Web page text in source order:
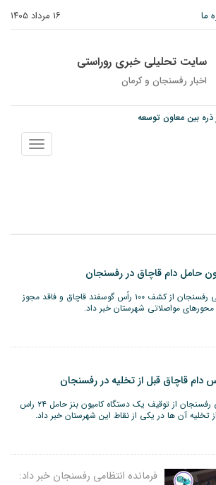
۱۶ مرداد ۱۴۰۵ ما
سایت تحلیلی خبری روراستی
اخبار رفسنجان و كرمان
نمایش
منو
حامل دام قاچاق در رفسنجان
فرمانده انتظامی رفسنجان از کشف ۱۰۰ راًس گوسفند قاچاق و فاقد مجوز
مواصلاتی شهرستان خبر داد.
فرمانده انتظامی رفسنجان از توقیف یک دستگاه کامیون بنز حامل ۲۴ راس
تخلیه آن ها در یکی از نقاط این شهرستان خبر داد.
فرمانده انتظامی رفسنجان خبر داد: